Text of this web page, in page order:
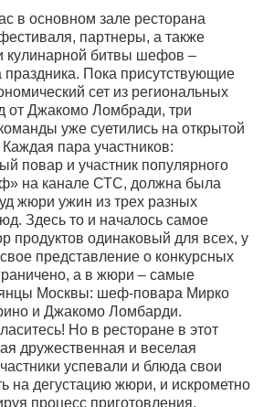
в основном зале ресторана
партнеры, а также
кулинарной битвы шефов –
праздника. Пока присутствующие
сет из региональных
от Джакомо Ломбради, три
уже суетились на открытой
пара участников:
повар и участник популярного
на канале СТС, должна была
жюри ужин из трех разных
Здесь то и началось самое
продуктов одинаковый для всех, у
представление о конкурсных
а в жюри – самые
Москвы: шеф-повара Мирко
и Джакомо Ломбарди.
Но в ресторане в этот
дружественная и веселая
успевали и блюда свои
на дегустацию жюри, и искрометно
процесс приготовления.